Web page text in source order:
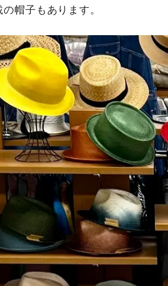
帽子もあります。